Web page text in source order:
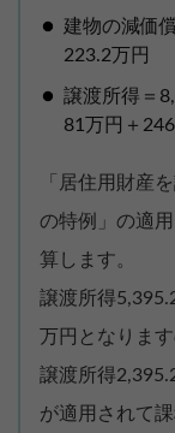
建物の減価
223.2万円
譲渡所得＝
81万円＋
「居住用財産
の特例」の適
算します。
譲渡所得
万円となります
譲渡所得
が適用されて課